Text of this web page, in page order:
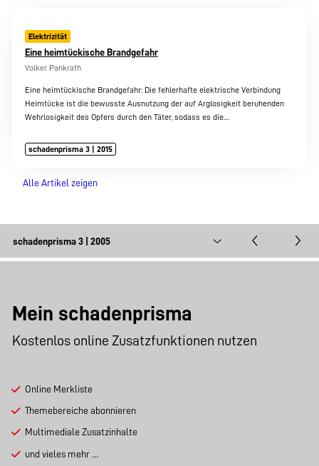
Elektrizität
Eine heimtückische Brandgefahr
Volker Pankrath
Eine heimtückische Brandgefahr: Die fehlerhafte elektrische Verbindung
Heimtücke ist die bewusste Ausnutzung der auf Arglosigkeit beruhenden
Wehrlosigkeit des Opfers durch den Täter, sodass es die…
schadenprisma 3 | 2015
Alle Artikel zeigen
Mein schadenprisma
Kostenlos online Zusatzfunktionen nutzen
Online Merkliste
Themebereiche abonnieren
Multimediale Zusatzinhalte
und vieles mehr …